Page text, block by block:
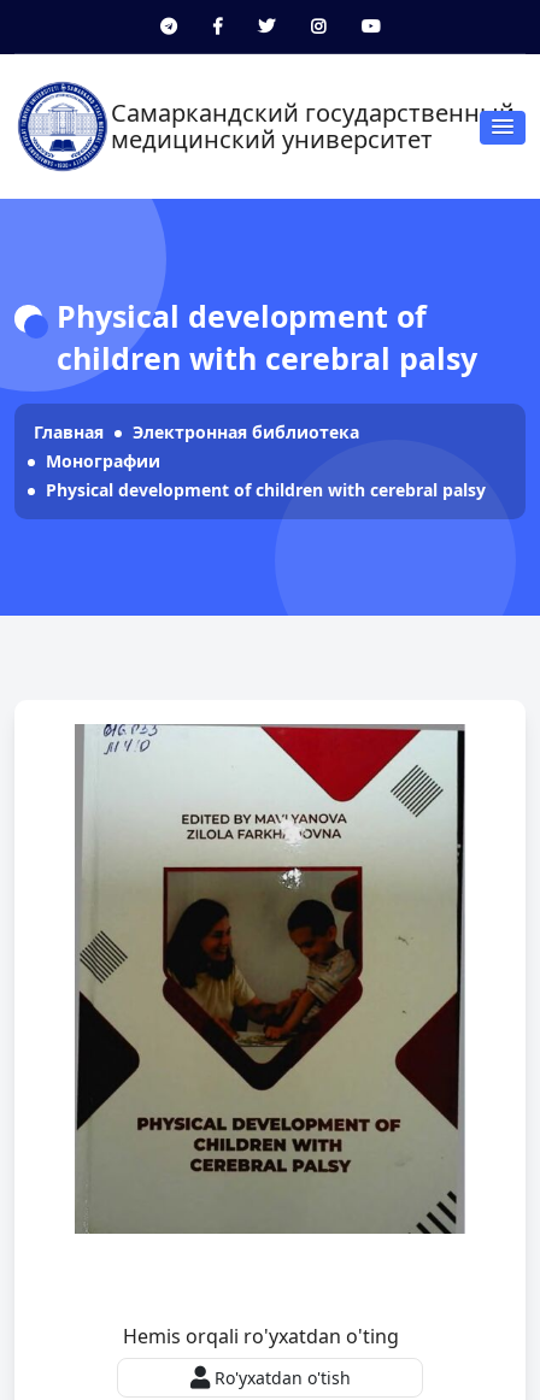
Самаркандский государственный
медицинский университет
Physical development of
children with cerebral palsy
Главная
Электронная библиотека
Монографии
Physical development of children with cerebral palsy
Hemis orqali ro'yxatdan o'ting
Ro'yxatdan o'tish